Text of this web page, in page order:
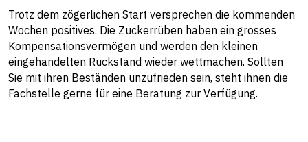
Trotz dem zögerlichen Start versprechen die kommenden
Wochen positives. Die Zuckerrüben haben ein grosses
Kompensationsvermögen und werden den kleinen
eingehandelten Rückstand wieder wettmachen. Sollten
Sie mit ihren Beständen unzufrieden sein, steht ihnen die
Fachstelle gerne für eine Beratung zur Verfügung.